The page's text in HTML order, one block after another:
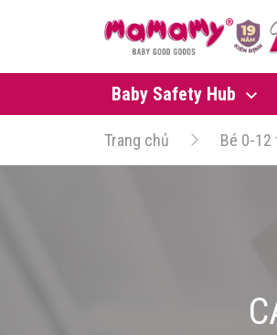
Baby Safety Hub
Trang chủ Bé 0-12